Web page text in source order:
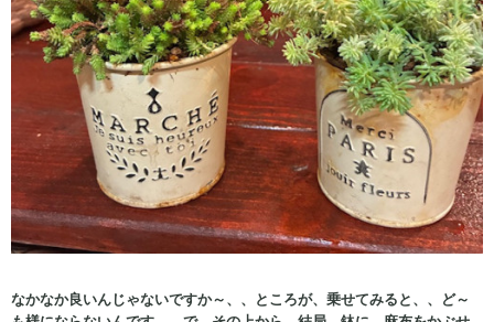
なかなか良いんじゃないですか～、、ところが、乗せてみると、、ど～